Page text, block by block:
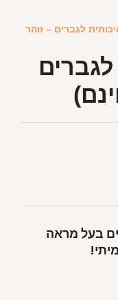
לגברים – זוהר
בעל מראה